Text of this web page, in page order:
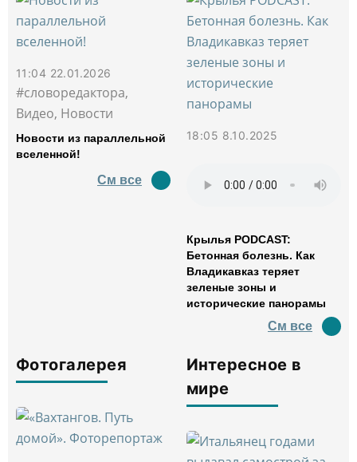
11:04 22.01.2026
#словоредактора,
Видео, Новости
Новости из параллельной
вселенной!
См все
18:05 8.10.2025
Крылья PODCAST:
Бетонная болезнь. Как
Владикавказ теряет
зеленые зоны и
исторические панорамы
См все
Фотогалерея
Интересное в
мире